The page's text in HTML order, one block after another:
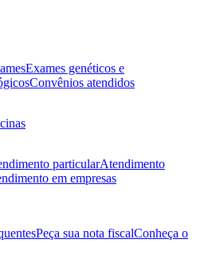
Exames genéticos e
Convênios atendidos
particularAtendimento
em empresas
Peça sua nota fiscalConheça o